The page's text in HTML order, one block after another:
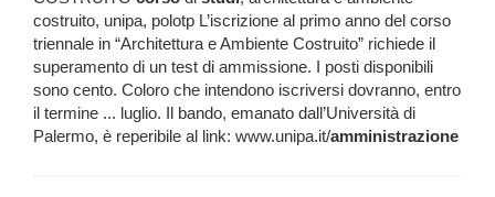
costruito, unipa, polotp L’iscrizione al primo anno del corso
triennale in “Architettura e Ambiente Costruito” richiede il
superamento di un test di ammissione. I posti disponibili
sono cento. Coloro che intendono iscriversi dovranno, entro
il termine ... luglio. Il bando, emanato dall’Università di
Palermo, è reperibile al link: www.unipa.it/amministrazione